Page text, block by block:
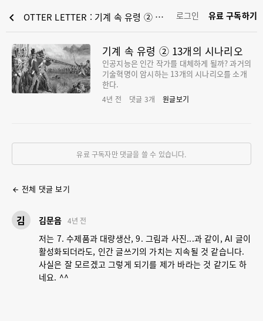
chevron_left OTTER LETTER : 기계 속 유령 ② 13개의 시나리오 로그인 유료 구독하기
기계 속 유령 ② 13개의 시나리오
인공지능은 인간 작가를 대체하게 될까? 과거의
기술혁명이 암시하는 13개의 시나리오를 소개
한다.
4년 전 댓글 3개 원글보기
유료 구독자만 댓글을 쓸 수 있습니다.
arrow_back 전체 댓글 보기
김 김문음 4년 전
저는 7. 수제품과 대량생산, 9. 그림과 사진...과 같이, AI 글이
활성화되더라도, 인간 글쓰기의 가치는 지속될 것 같습니다.
사실은 잘 모르겠고 그렇게 되기를 제가 바라는 것 같기도 하
네요. ^^